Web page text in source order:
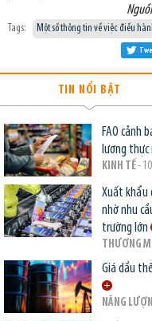
Tags: Một số thông tin về việc điều
TIN NỔI BẬT
FAO cảnh
lương thực
KINH TẾ-
Xuất khẩu
nhờ nhu
trường lớn
THƯƠNG
Giá dầu
NĂNG